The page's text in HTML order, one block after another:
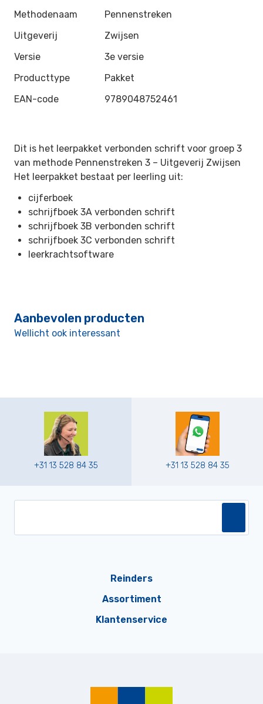
Methodenaam
Pennenstreken
Uitgeverij
Zwijsen
Versie
3e versie
Producttype
Pakket
EAN-code
9789048752461
Dit is het leerpakket verbonden schrift voor groep 3
van methode Pennenstreken 3 – Uitgeverij Zwijsen
Het leerpakket bestaat per leerling uit:
cijferboek
schrijfboek 3A verbonden schrift
schrijfboek 3B verbonden schrift
schrijfboek 3C verbonden schrift
leerkrachtsoftware
Aanbevolen producten
Wellicht ook interessant
+31 13 528 84 35 +31 13 528 84 35
Reinders
Assortiment
Klantenservice